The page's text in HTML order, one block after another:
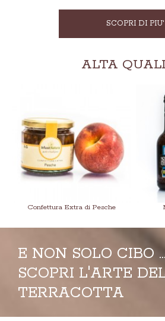
SCOPRI DI PIU'
ALTA
Confettura Extra di Pesche
E NON SOLO CIBO
SCOPRI L'ARTE
TERRACOTTA